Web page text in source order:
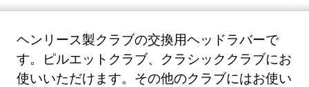
ヘンリース製クラブの交換用ヘッドラバーで
す。ピルエットクラブ、クラシッククラブにお
使いいただけます。その他のクラブにはお使い